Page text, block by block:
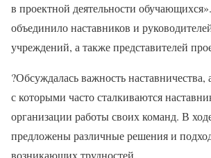
в проектной деятельности
объединило наставников и
учреждений, а также представителей
?Обсуждалась важность
с которыми часто сталкиваются
организации работы своих команд. В
предложены различные решения и
возникающих трудностей.